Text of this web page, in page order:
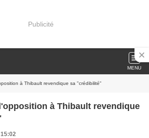
Publicité
MENU
à Thibault revendique sa "crédibilité"
à Thibault revendique